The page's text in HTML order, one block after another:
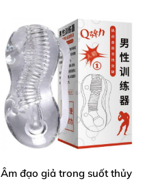
Âm đạo giả trong suốt thủy